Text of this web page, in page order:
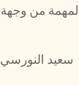
من وجهة
سعيد النورسي